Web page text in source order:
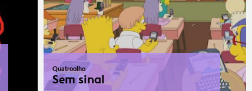
Quatroolho
Sem sinal